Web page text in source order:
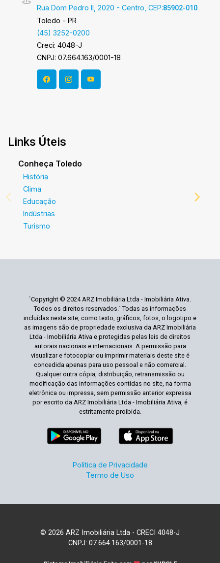
Rua Dom Pedro II, 2020 - Centro, CEP:85902-010
Toledo - PR
(45) 3252-0200
Creci: 4048-J
CNPJ: 07.664.163/0001-18
Links Úteis
Conheça Toledo
História
Clima
Educação
Indústrias
Turismo
`Copyright © 2024 ARZ Imobiliária Ltda - Imobiliária Ativa.
Todos os direitos reservados.` Todas as informações
incluídas neste site, como texto, gráficos, fotos, o logotipo e
as imagens são de propriedade exclusiva da ARZ Imobiliária
Ltda - Imobiliária Ativa e protegidas pelas leis de direitos
autorais nacionais e internacionais. A permissão para
visualizar e fotocopiar ou imprimir materiais deste site é
concedida apenas para uso pessoal e não comercial.
Qualquer outra cópia, distribuição, retransmissão ou
modificação das informações contidas no site, na forma
eletrônica ou impressa, sem permissão anterior expressa
por escrito da ARZ Imobiliária Ltda - Imobiliária Ativa, é
estritamente proibida.
Política de Privacidade
Termo de Uso
© 2026 ARZ Imobiliária Ltda - CRECI 4048-J
CNPJ: 07.664.163/0001-18